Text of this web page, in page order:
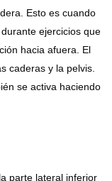
Esto es cuando
ejercicios que
hacia afuera. El
caderas y la pelvis.
se activa haciendo
parte lateral inferior